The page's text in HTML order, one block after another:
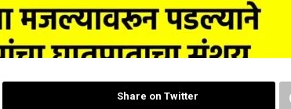
Share on Twitter